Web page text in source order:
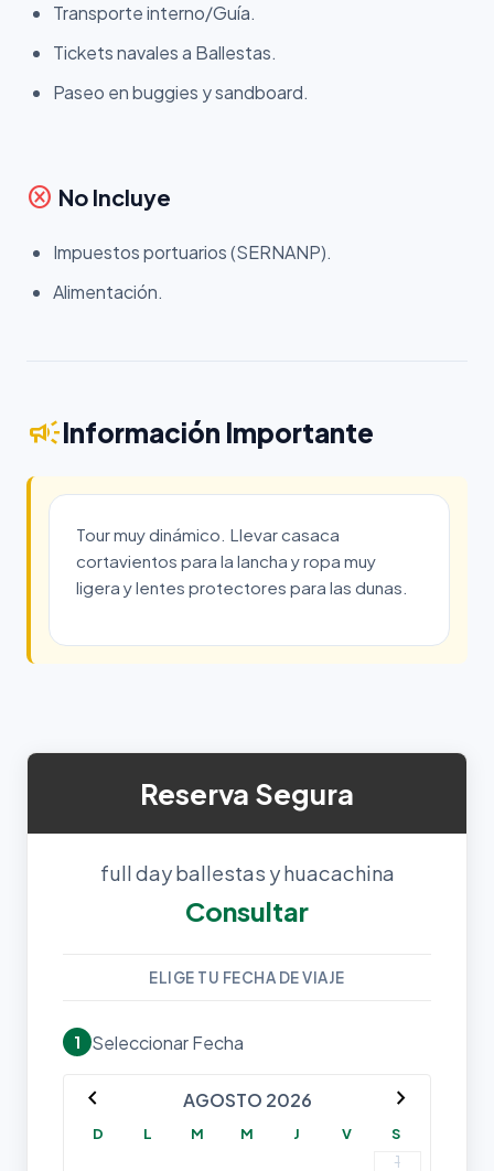
Transporte interno/Guía.
Tickets navales a Ballestas.
Paseo en buggies y sandboard.
cancel No Incluye
Impuestos portuarios (SERNANP).
Alimentación.
campaignInformación Importante
Tour muy dinámico. Llevar casaca
cortavientos para la lancha y ropa muy
ligera y lentes protectores para las dunas.
Reserva Segura
full day ballestas y huacachina
Consultar
ELIGE TU FECHA DE VIAJE
1 Seleccionar Fecha
chevron_left AGOSTO 2026 chevron_right
D L M M J V S
1